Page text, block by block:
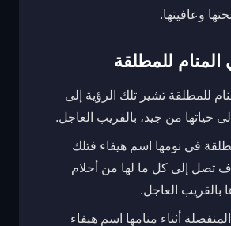
وعافيتها.
للمطلقة
للمطلقة تشير تلك الرؤية إلى
حياتها من جيد، بالقريب العاجل.
في نومها اسم هيفاء فتلك
تصل إلى كل ما لها من أحلام
بالقريب العاجل.
أثناء منامها اسم هيفاء